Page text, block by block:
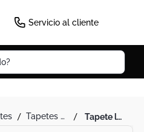
Servicio al cliente
tapetes para habitación tapete luxus negro 160 x 230 - cuperz